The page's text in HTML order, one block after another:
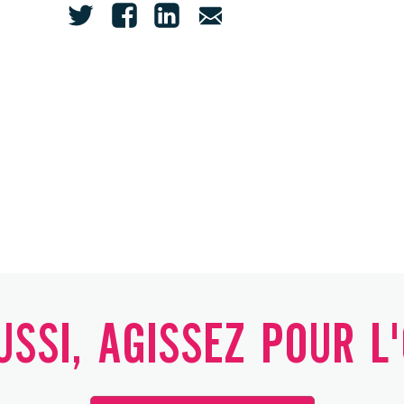
AGISSEZ POUR